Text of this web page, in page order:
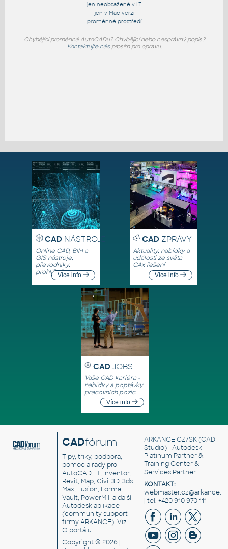
jen neobsažené v LT
jen v Mac verzi
proměnné prostředí
Chybějící proměnná AutoCADu? Chybějící nebo nesprávný popis?
Kontaktujte násprosím pro opravu.
CADNÁSTROJE
Online CAD, BIM a
GIS nástroje,
převodníky,
prohlížečeVíce info
CADZPRÁVY
Aktuality, nabídky a
události ze světa
CAx řešení
Více info
CAD JOBS
Vaše CAD kariéra -
nabídky a poptávky
pracovních pozic
Více info
CADfórum
Tipy, triky, podpora,
pomoc a rady pro
AutoCAD, LT, Inventor,
Revit, Map, Civil 3D, 3ds
Max, Fusion, Forma,
Vault, PowerMill a další
Autodesk aplikace
(community support
firmy ARKANCE). Viz
O portálu.
Copyright © 2026 |
ARKANCE CZ/SK(CAD
Studio) - Autodesk
Platinum Partner &
Training Center &
Services Partner
KONTAKT:
| tel. +420 910 970 111